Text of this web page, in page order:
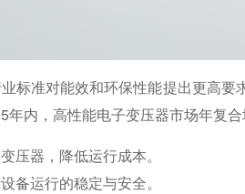
标准对能效和环保性能提出更高
内，高性能电子变压器市场年复
压器，降低运行成本。
备运行的稳定与安全。